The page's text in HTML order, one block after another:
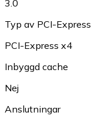
3.0
Typ av PCI-Express
PCI-Express x4
Inbyggd cache
Nej
Anslutningar